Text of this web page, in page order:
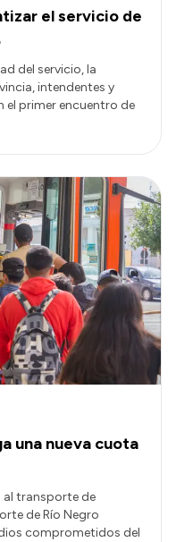
el servicio de
del servicio, la
intendentes y
el primer encuentro de
una nueva cuota
al transporte de
de Río Negro
comprometidos del